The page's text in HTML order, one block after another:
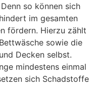
so können sich
im gesamten
fördern. Hierzu zählt
sowie die
Decken selbst.
mindestens einmal
sich Schadstoffe